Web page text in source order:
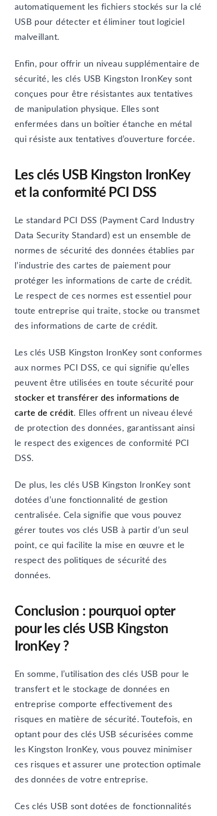
automatiquement les fichiers stockés sur la clé
USB pour détecter et éliminer tout logiciel
malveillant.
Enfin, pour offrir un niveau supplémentaire de
sécurité, les clés USB Kingston IronKey sont
conçues pour être résistantes aux tentatives
de manipulation physique. Elles sont
enfermées dans un boîtier étanche en métal
qui résiste aux tentatives d’ouverture forcée.
Les clés USB Kingston IronKey
et la conformité PCI DSS
Le standard PCI DSS (Payment Card Industry
Data Security Standard) est un ensemble de
normes de sécurité des données établies par
l’industrie des cartes de paiement pour
protéger les informations de carte de crédit.
Le respect de ces normes est essentiel pour
toute entreprise qui traite, stocke ou transmet
des informations de carte de crédit.
Les clés USB Kingston IronKey sont conformes
aux normes PCI DSS, ce qui signifie qu’elles
peuvent être utilisées en toute sécurité pour
stocker et transférer des informations de
carte de crédit. Elles offrent un niveau élevé
de protection des données, garantissant ainsi
le respect des exigences de conformité PCI
DSS.
De plus, les clés USB Kingston IronKey sont
dotées d’une fonctionnalité de gestion
centralisée. Cela signifie que vous pouvez
gérer toutes vos clés USB à partir d’un seul
point, ce qui facilite la mise en œuvre et le
respect des politiques de sécurité des
données.
Conclusion : pourquoi opter
pour les clés USB Kingston
IronKey ?
En somme, l’utilisation des clés USB pour le
transfert et le stockage de données en
entreprise comporte effectivement des
risques en matière de sécurité. Toutefois, en
optant pour des clés USB sécurisées comme
les Kingston IronKey, vous pouvez minimiser
ces risques et assurer une protection optimale
des données de votre entreprise.
Ces clés USB sont dotées de fonctionnalités